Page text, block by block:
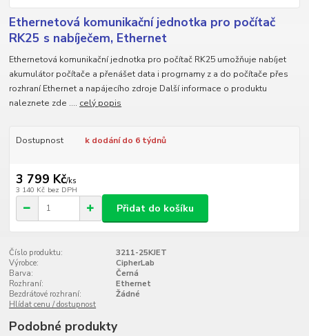
Ethernetová komunikační jednotka pro počítač
RK25 s nabíječem, Ethernet
Ethernetová komunikační jednotka pro počítač RK25 umožňuje nabíjet
akumulátor počítače a přenášet data i progrnamy z a do počítače přes
rozhraní Ethernet a napájecího zdroje Další informace o produktu
naleznete zde .... celý popis
Dostupnost k dodání do 6 týdnů
3 799 Kč/ks
3 140 Kč bez DPH
Přidat do košíku
Číslo produktu:
3211-25KJET
Výrobce:
CipherLab
Barva:
Černá
Rozhraní:
Ethernet
Bezdrátové rozhraní:
Žádné
Hlídat cenu / dostupnost
Podobné produkty